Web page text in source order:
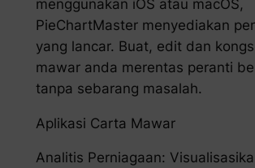
menggunakan iOS atau macOS,
PieChartMaster menyediakan
yang lancar. Buat, edit dan
mawar anda merentas peranti
tanpa sebarang masalah.
Aplikasi Carta Mawar
Analitis Perniagaan: